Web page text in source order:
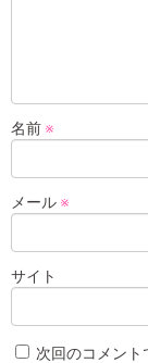
名前 ※
メール ※
サイト
次回のコメン